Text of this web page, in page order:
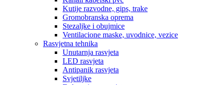
Kutije razvodne, gips, trake
Gromobranska oprema
Stezaljke i obujmice
Ventilacione maske, uvodnice, vezice
Rasvjetna tehnika
Unutarnja rasvjeta
LED rasvjeta
Antipanik rasvjeta
Svjetiljke